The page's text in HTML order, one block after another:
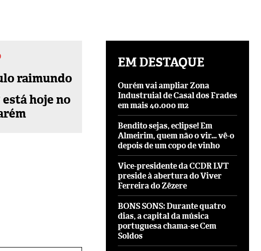
hoje no
EM DESTAQUE
Ourém vai ampliar Zona
Industruial de Casal dos Frades
em mais 40.000 m2
Bendito sejas, eclipse! Em
Almeirim, quem não o vir… vê-o
depois de um copo de vinho
Vice-presidente da CCDR LVT
preside à abertura do Viver
Ferreira do Zêzere
BONS SONS: Durante quatro
dias, a capital da música
portuguesa chama-se Cem
Soldos